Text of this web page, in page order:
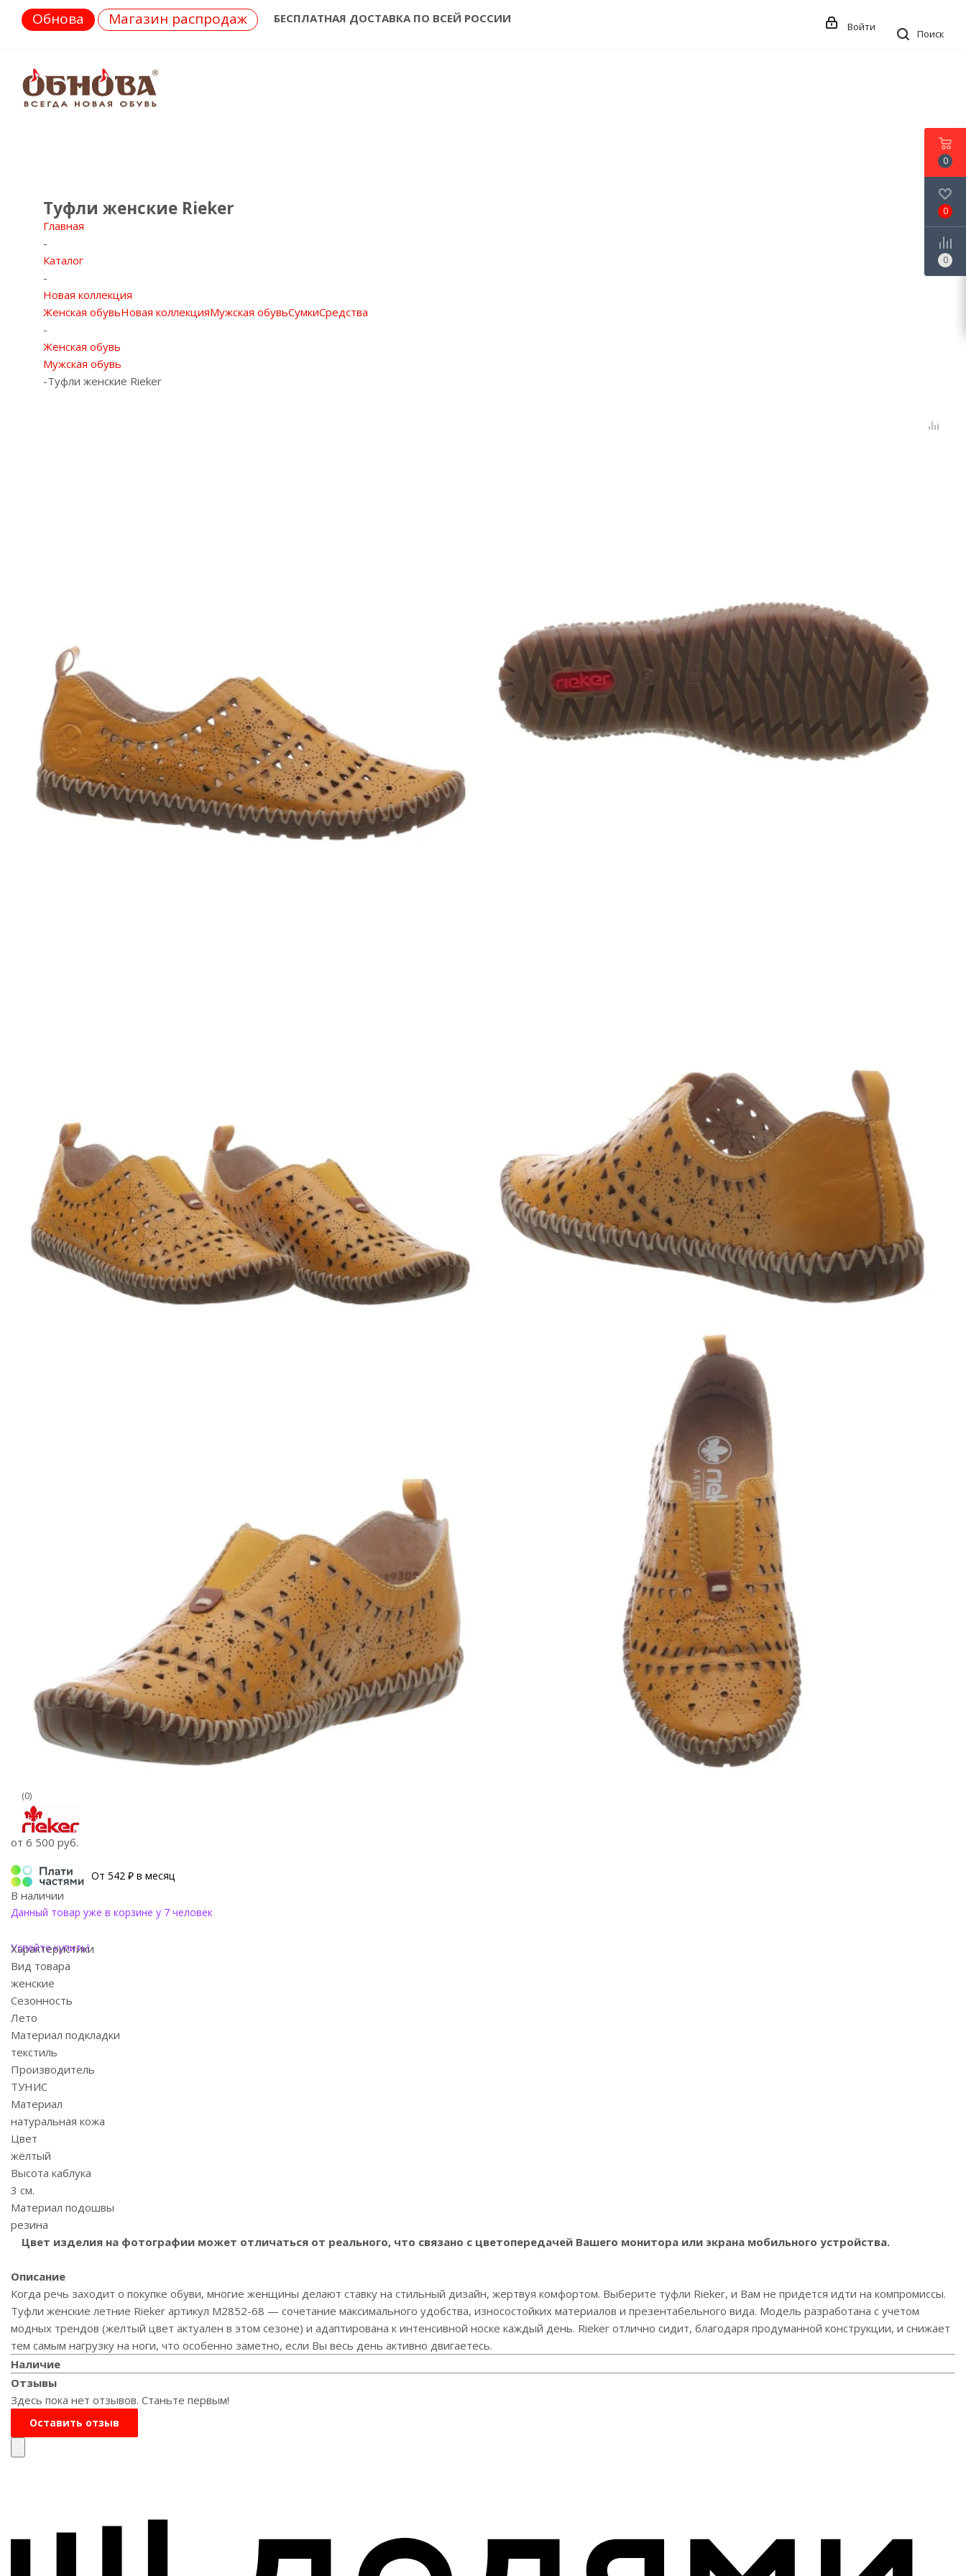
Обнова Магазин распродаж БЕСПЛАТНАЯ ДОСТАВКА ПО ВСЕЙ РОССИИ
Поиск
Войти
Туфли женские Rieker
Главная
-
Каталог
-
Новая коллекция
Женская обувьНовая коллекцияМужская обувьСумкиСредства
-
Женская обувь
Мужская обувь
-Туфли женские Rieker
(0)
от 6 500 руб.
От 542 ₽ в месяц
В наличии
Данный товар уже в корзине у 7 человек
Успейте купить!
Характеристики
Вид товара
женские
Сезонность
Лето
Материал подкладки
текстиль
Производитель
ТУНИС
Материал
натуральная кожа
Цвет
жёлтый
Высота каблука
3 см.
Материал подошвы
резина
Цвет изделия на фотографии может отличаться от реального, что связано с цветопередачей Вашего монитора или экрана мобильного устройства.
Описание
Когда речь заходит о покупке обуви, многие женщины делают ставку на стильный дизайн, жертвуя комфортом. Выберите туфли Rieker, и Вам не придется идти на компромиссы.
Туфли женские летние Rieker артикул M2852-68 — сочетание максимального удобства, износостойких материалов и презентабельного вида. Модель разработана с учетом
модных трендов (желтый цвет актуален в этом сезоне) и адаптирована к интенсивной носке каждый день. Rieker отлично сидит, благодаря продуманной конструкции, и снижает
тем самым нагрузку на ноги, что особенно заметно, если Вы весь день активно двигаетесь.
Наличие
Отзывы
Здесь пока нет отзывов. Станьте первым!
Оставить отзыв
0
0
0